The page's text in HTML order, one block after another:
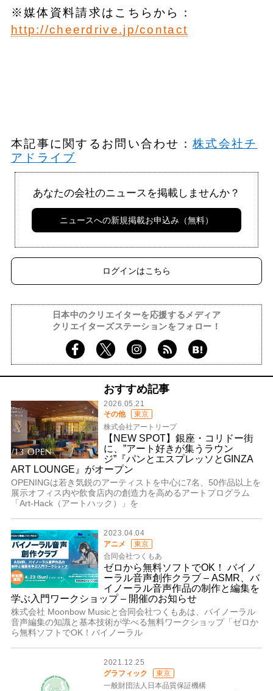
※媒体資料請求はこちらから：
http://cheerdrive.jp/contact
本記事に関するお問い合わせ：株式会社チ
アドライブ
あなたの会社のニュースを掲載しませんか？
ニュースへの新規掲載お申込み（無料）
ログインはこちら
日本中のクリエイターを応援するメディア
クリエイターズステーションをフォロー！
おすすめ記事
2026.05.21
その他
東京
株式会社アートリープ
【NEW SPOT】銀座・コリドー街
に、”アート好きが集うラウン
ジ”『パンとエスプレッソとGINZA
ART LOUNGE』がオープン
OPENINGは若き気鋭のアーティストを中心に7名、50作品以上を
展示オフィス内や飲食店内の創造力を高めるアートプログラム
「Art-Hack（アートハック）」を
2023.04.04
アニメ
東京
合同会社つくもあ
ゼロから無料ソフトでOK！ バイノ
ーラル音声創作クラブ – ASMR、バ
イノーラル音声作品の制作と編集を
学ぶ入門ワークショップ – 開催のお知らせ
株式会社 Moonbow Musicと合同会社つくもあは、バイノーラル
音声編集の知識と基本技術が学べる無料ワークショップ「ゼロか
ら無料ソフトでOK！バイノーラル
2021.12.25
グラフィック
東京
一般財団法人日本品質保証機構